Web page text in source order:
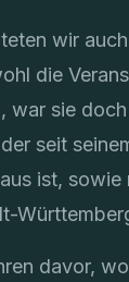
wir
die
war sie
seit
ist,
davor,